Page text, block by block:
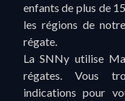
enfants de plus de
les régions de
régate.
La SNNy utilise
régates. Vous
indications pour